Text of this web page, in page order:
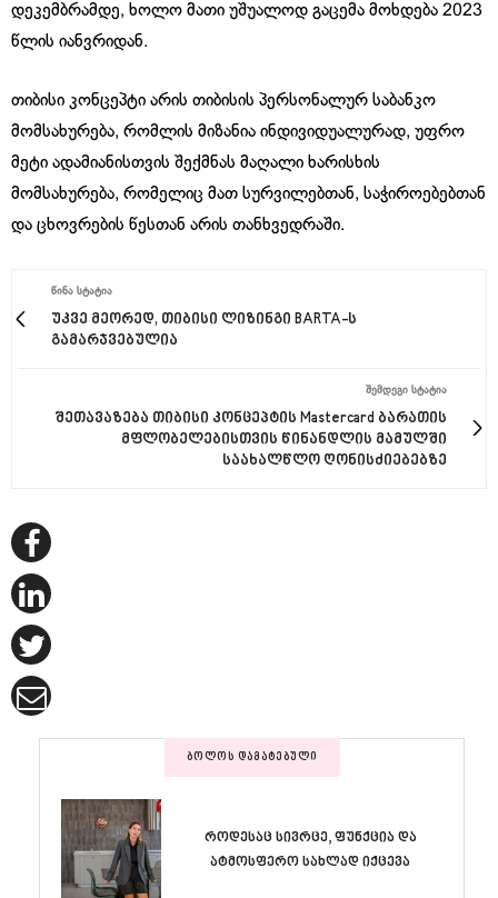
დეკემბრამდე, ხოლო მათი უშუალოდ გაცემა მოხდება 2023
წლის იანვრიდან.
თიბისი კონცეპტი არის თიბისის პერსონალურ საბანკო
მომსახურება, რომლის მიზანია ინდივიდუალურად, უფრო
მეტი ადამიანისთვის შექმნას მაღალი ხარისხის
მომსახურება, რომელიც მათ სურვილებთან, საჭიროებებთან
და ცხოვრების წესთან არის თანხვედრაში.
ᲬᲘᲜᲐ ᲡᲢᲐᲢᲘᲐ
უკვე მეორედ, თიბისი ლიზინგი BARTA-ს
გამარჯვებულია
ᲨᲔᲛᲓᲔᲒᲘ ᲡᲢᲐᲢᲘᲐ
შეთავაზება თიბისი კონცეპტის Mastercard ბარათის
მფლობელებისთვის წინანდლის მამულში
საახალწლო ღონისძიებებზე
ᲑᲝᲚᲝᲡ ᲓᲐᲛᲐᲢᲔᲑᲣᲚᲘ
როდესაც სივრცე, ფუნქცია და
ატმოსფერო სახლად იქცევა